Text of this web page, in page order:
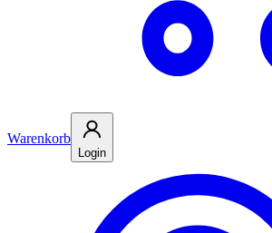
Warenkorb
Login